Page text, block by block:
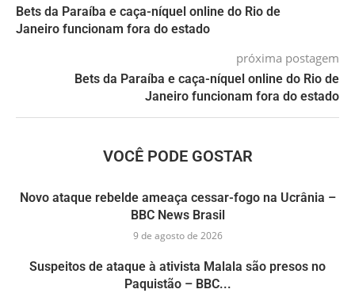
Bets da Paraíba e caça-níquel online do Rio de
Janeiro funcionam fora do estado
próxima postagem
Bets da Paraíba e caça-níquel online do Rio de
Janeiro funcionam fora do estado
VOCÊ PODE GOSTAR
Novo ataque rebelde ameaça cessar-fogo na Ucrânia –
BBC News Brasil
9 de agosto de 2026
Suspeitos de ataque à ativista Malala são presos no
Paquistão – BBC...